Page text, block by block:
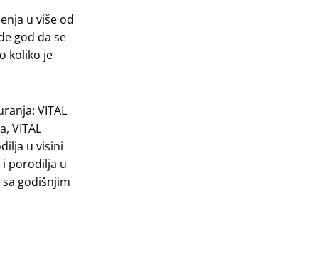
u više od
god da se
koliko je
VITAL
VITAL
u visini
i porodilja u
sa godišnjim